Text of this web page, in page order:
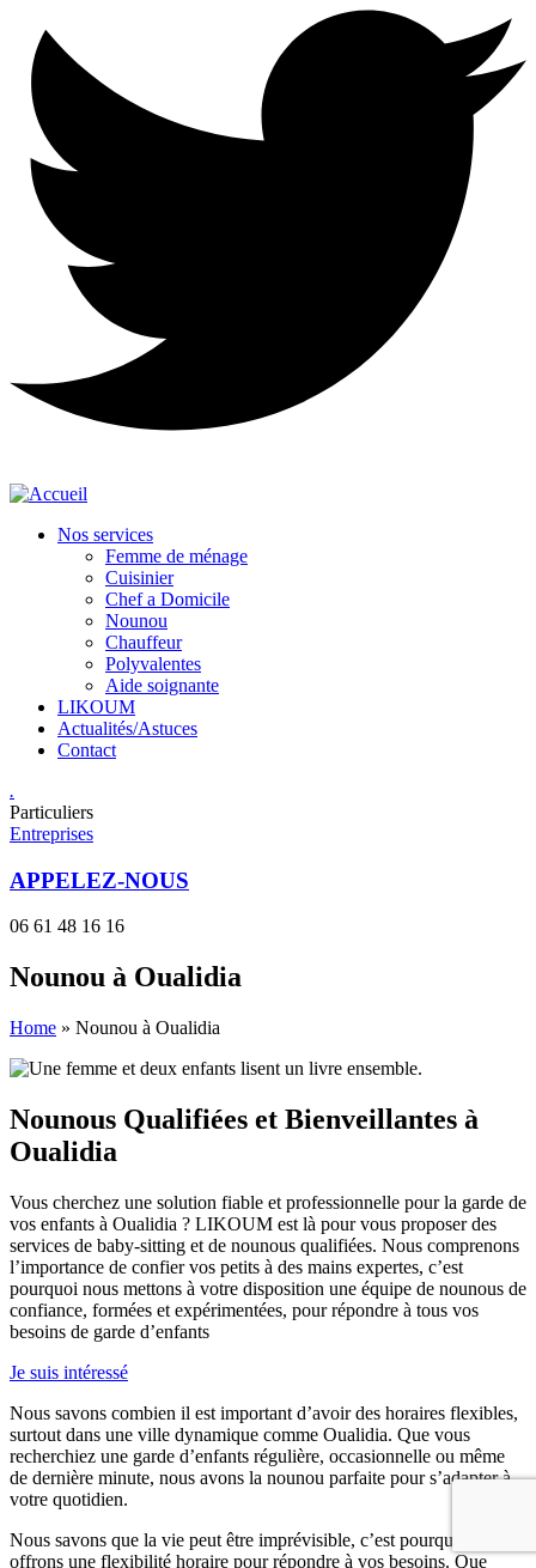
Nos services
Femme de ménage
Cuisinier
Chef a Domicile
Nounou
Chauffeur
Polyvalentes
Aide soignante
LIKOUM
Actualités/Astuces
Contact
.
Particuliers
Entreprises
APPELEZ-NOUS
06 61 48 16 16
Nounou à Oualidia
Home » Nounou à Oualidia
Nounous Qualifiées et Bienveillantes à
Oualidia
Vous cherchez une solution fiable et professionnelle pour la garde de
vos enfants à Oualidia ? LIKOUM est là pour vous proposer des
services de baby-sitting et de nounous qualifiées. Nous comprenons
l’importance de confier vos petits à des mains expertes, c’est
pourquoi nous mettons à votre disposition une équipe de nounous de
confiance, formées et expérimentées, pour répondre à tous vos
besoins de garde d’enfants
Je suis intéressé
Nous savons combien il est important d’avoir des horaires flexibles,
surtout dans une ville dynamique comme Oualidia. Que vous
recherchiez une garde d’enfants régulière, occasionnelle ou même
de dernière minute, nous avons la nounou parfaite pour s’adapter à
votre quotidien.
Nous savons que la vie peut être imprévisible, c’est pourquoi nous
offrons une flexibilité horaire pour répondre à vos besoins. Que